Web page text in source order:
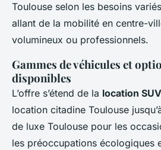
Toulouse selon les besoins
allant de la mobilité en centre-
volumineux ou professionnels.
Gammes de véhicules et
disponibles
L’offre s’étend de la location
location citadine Toulouse
de luxe Toulouse pour les
les préoccupations écologiques